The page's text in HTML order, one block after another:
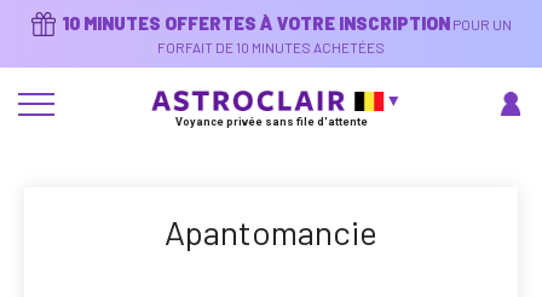
10 MINUTES OFFERTES À VOTRE INSCRIPTION POUR UN
FORFAIT DE 10 MINUTES ACHETÉES
Voyance privée sans file d'attente
Apantomancie